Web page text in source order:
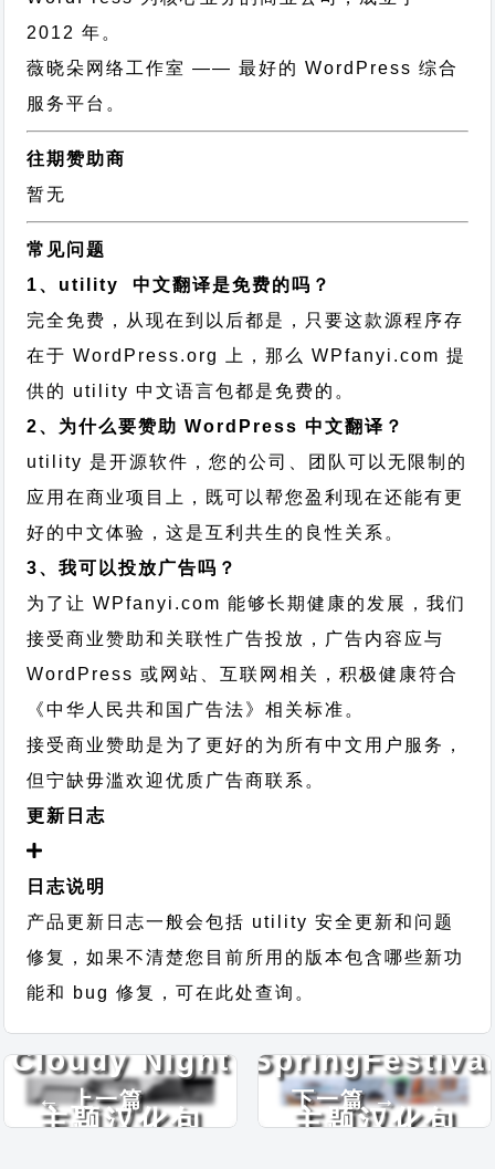
2012 年。
薇晓朵网络工作室 —— 最好的 WordPress 综合
服务平台。
往期赞助商
暂无
常见问题
1、utility 中文翻译是免费的吗？
完全免费，从现在到以后都是，只要这款源程序存
在于 WordPress.org 上，那么 WPfanyi.com 提
供的 utility 中文语言包都是免费的。
2、为什么要赞助 WordPress 中文翻译？
utility 是开源软件，您的公司、团队可以无限制的
应用在商业项目上，既可以帮您盈利现在还能有更
好的中文体验，这是互利共生的良性关系。
3、我可以投放广告吗？
为了让 WPfanyi.com 能够长期健康的发展，我们
接受商业赞助和关联性广告投放，广告内容应与
WordPress 或网站、互联网相关，积极健康符合
《中华人民共和国广告法》相关标准。
接受商业赞助是为了更好的为所有中文用户服务，
但宁缺毋滥欢迎优质广告商联系。
更新日志
日志说明
产品更新日志一般会包括 utility 安全更新和问题
修复，如果不清楚您目前所用的版本包含哪些新功
能和 bug 修复，可在此处查询。
← 上一篇
Cloudy Night
主题汉化包
下一篇 →
主题汉化包